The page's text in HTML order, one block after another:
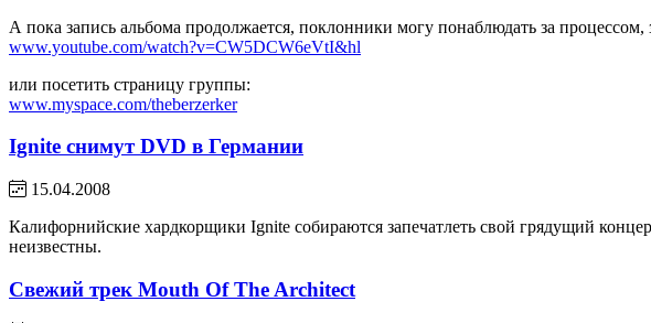
А пока запись альбома продолжается, поклонники могу понаблюдать за
www.youtube.com/watch?v=CW5DCW6eVtI&hl
или посетить страницу группы:
www.myspace.com/theberzerker
Ignite снимут DVD в Германии
15.04.2008
Калифорнийские хардкорщики Ignite собираются запечатлеть свой грядущий
неизвестны.
Свежий трек Mouth Of The Architect